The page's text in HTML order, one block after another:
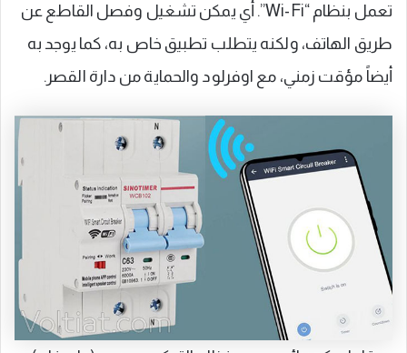
تعمل بنظام “Wi-Fi”. أي يمكن تشغيل وفصل القاطع عن
طريق الهاتف، ولكنه يتطلب تطبيق خاص به، كما يوجد به
أيضاً مؤقت زمني، مع اوفرلود والحماية من دارة القصر.